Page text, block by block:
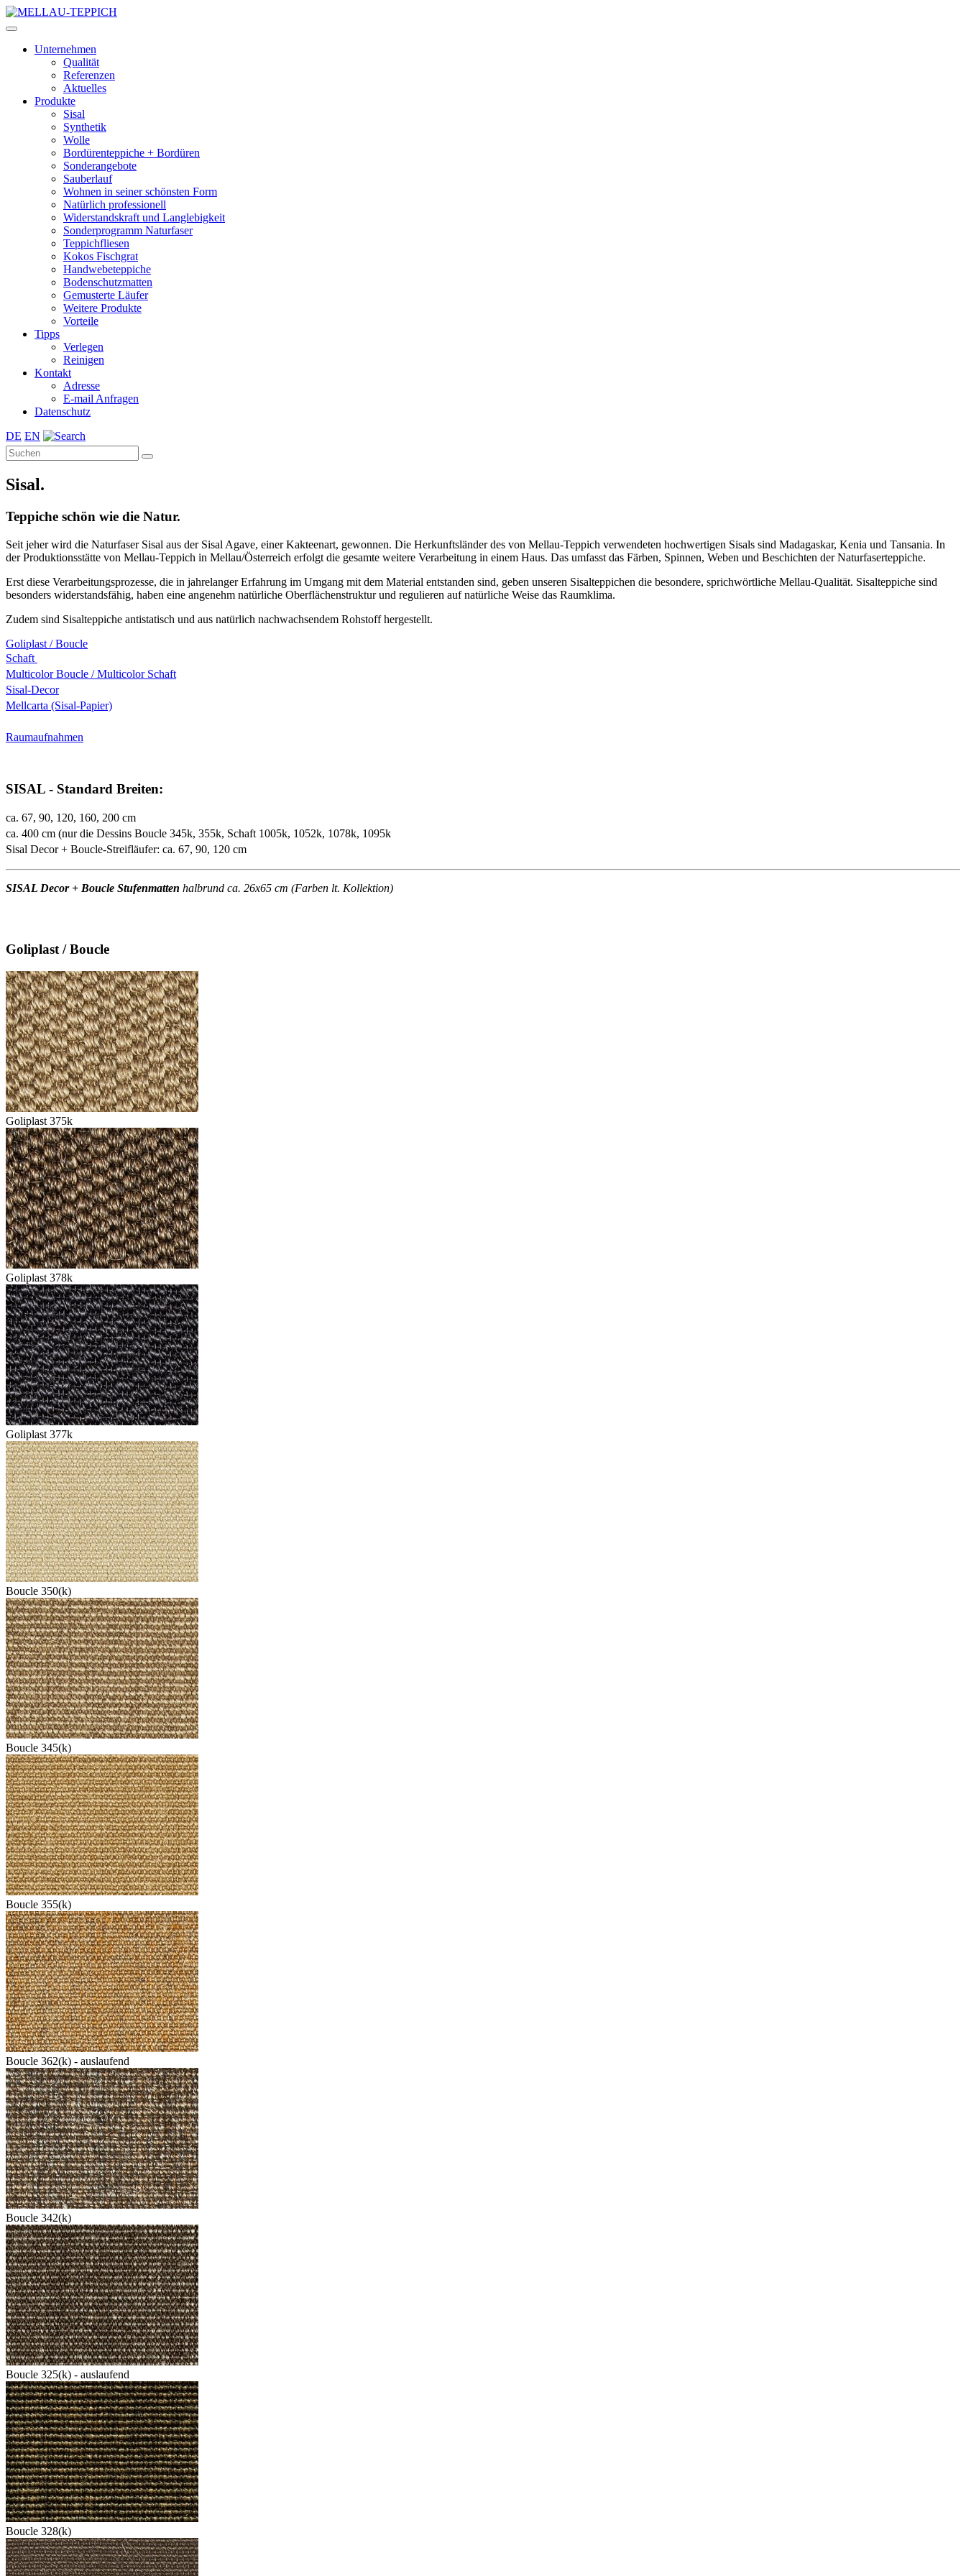
Unternehmen
Qualität
Referenzen
Aktuelles
Produkte
Sisal
Synthetik
Wolle
Bordürenteppiche + Bordüren
Sonderangebote
Sauberlauf
Wohnen in seiner schönsten Form
Natürlich professionell
Widerstandskraft und Langlebigkeit
Sonderprogramm Naturfaser
Teppichfliesen
Kokos Fischgrat
Handwebeteppiche
Bodenschutzmatten
Gemusterte Läufer
Weitere Produkte
Vorteile
Tipps
Verlegen
Reinigen
Kontakt
Adresse
E-mail Anfragen
Datenschutz
DE EN
Sisal.
Teppiche schön wie die Natur.
Seit jeher wird die Naturfaser Sisal aus der Sisal Agave, einer Kakteenart, gewonnen. Die Herkunftsländer des von Mellau-Teppich verwendeten hochwertigen Sisals sind Madagaskar, Kenia und Tansania. In
der Produktionsstätte von Mellau-Teppich in Mellau/Österreich erfolgt die gesamte weitere Verarbeitung in einem Haus. Das umfasst das Färben, Spinnen, Weben und Beschichten der Naturfaserteppiche.
Erst diese Verarbeitungsprozesse, die in jahrelanger Erfahrung im Umgang mit dem Material entstanden sind, geben unseren Sisalteppichen die besondere, sprichwörtliche Mellau-Qualität. Sisalteppiche sind
besonders widerstandsfähig, haben eine angenehm natürliche Oberflächenstruktur und regulieren auf natürliche Weise das Raumklima.
Zudem sind Sisalteppiche antistatisch und aus natürlich nachwachsendem Rohstoff hergestellt.
Goliplast / Boucle
Schaft
Multicolor Boucle / Multicolor Schaft
Sisal-Decor
Mellcarta (Sisal-Papier)
Raumaufnahmen
SISAL - Standard Breiten:
ca. 67, 90, 120, 160, 200 cm
ca. 400 cm (nur die Dessins Boucle 345k, 355k, Schaft 1005k, 1052k, 1078k, 1095k
Sisal Decor + Boucle-Streifläufer: ca. 67, 90, 120 cm
SISAL Decor + Boucle Stufenmatten halbrund ca. 26x65 cm (Farben lt. Kollektion)
Goliplast / Boucle
Goliplast 375k
Goliplast 378k
Goliplast 377k
Boucle 350(k)
Boucle 345(k)
Boucle 355(k)
Boucle 362(k) - auslaufend
Boucle 342(k)
Boucle 325(k) - auslaufend
Boucle 328(k)